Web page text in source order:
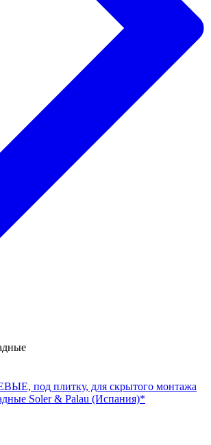
под плитку, для скрытого монтажа
Soler & Palau (Испания)*